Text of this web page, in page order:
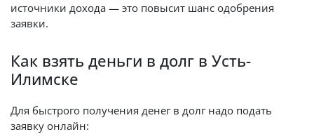
источники дохода — это повысит шанс одобрения
заявки.
Как взять деньги в долг в Усть-
Илимске
Для быстрого получения денег в долг надо подать
заявку онлайн: